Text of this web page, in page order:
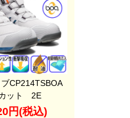
CP214TSBOA
ット 2E
円(税込)